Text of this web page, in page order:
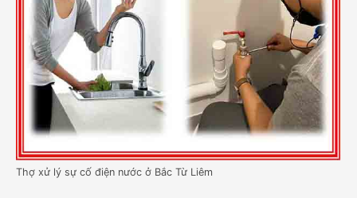
Thợ xử lý sự cố điện nước ở Bắc Từ Liêm